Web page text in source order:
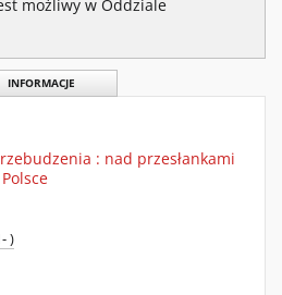
możliwy w Oddziale
INFORMACJE
: nad przesłankami
)